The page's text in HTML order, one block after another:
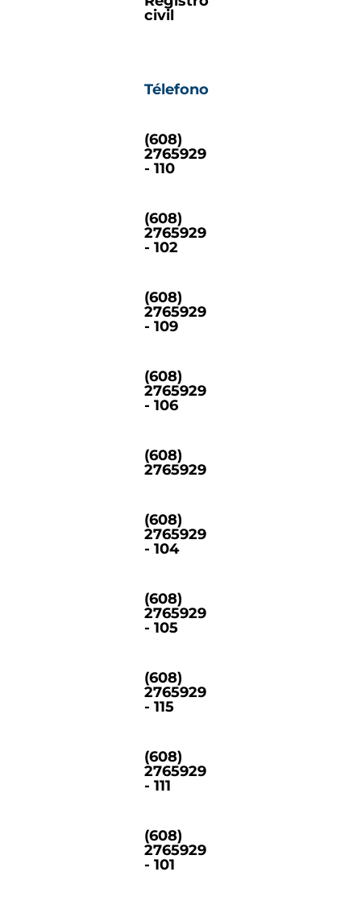
civil
Télefono
(608)
2765929
- 110
(608)
2765929
- 102
(608)
2765929
- 109
(608)
2765929
- 106
(608)
2765929
(608)
2765929
- 104
(608)
2765929
- 105
(608)
2765929
- 115
(608)
2765929
- 111
(608)
2765929
- 101